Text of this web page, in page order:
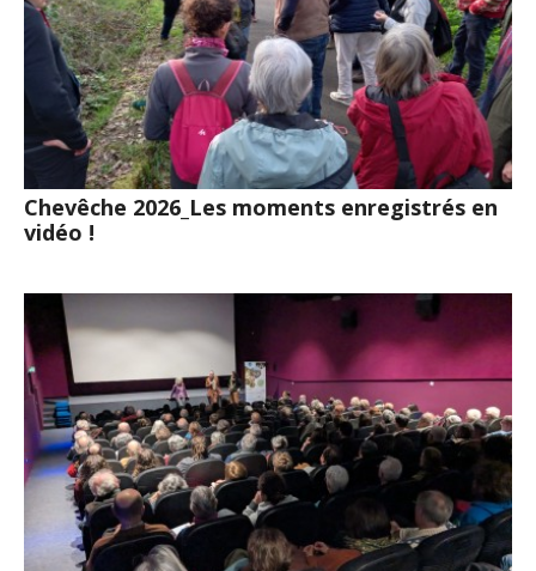
Chevêche 2026_Les moments enregistrés en
vidéo !